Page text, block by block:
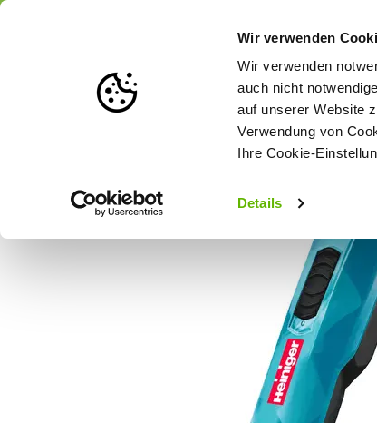
Wir verwenden
Wir verwenden
auch nicht
auf unserer Website
Verwendung von
Ihre Cookie-
Details
Weidezaun Zaunlösungen nach